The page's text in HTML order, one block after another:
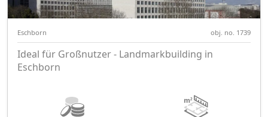
Eschborn obj. no. 1739
Ideal für Großnutzer - Landmarkbuilding in
Eschborn